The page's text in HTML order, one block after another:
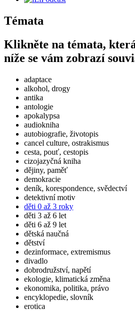
Témata
Klikněte na témata,
níže se vám zobrazí
adaptace
alkohol, drogy
antika
antologie
apokalypsa
audiokniha
autobiografie, životopis
cancel culture, ostrakismus
cesta, pouť, cestopis
cizojazyčná kniha
dějiny, paměť
demokracie
deník, korespondence, svědectví
detektivní motiv
děti 0 až 3 roky
děti 3 až 6 let
děti 6 až 9 let
dětská naučná
dětství
dezinformace, extremismus
divadlo
dobrodružství, napětí
ekologie, klimatická změna
ekonomika, politika, právo
encyklopedie, slovník
erotica